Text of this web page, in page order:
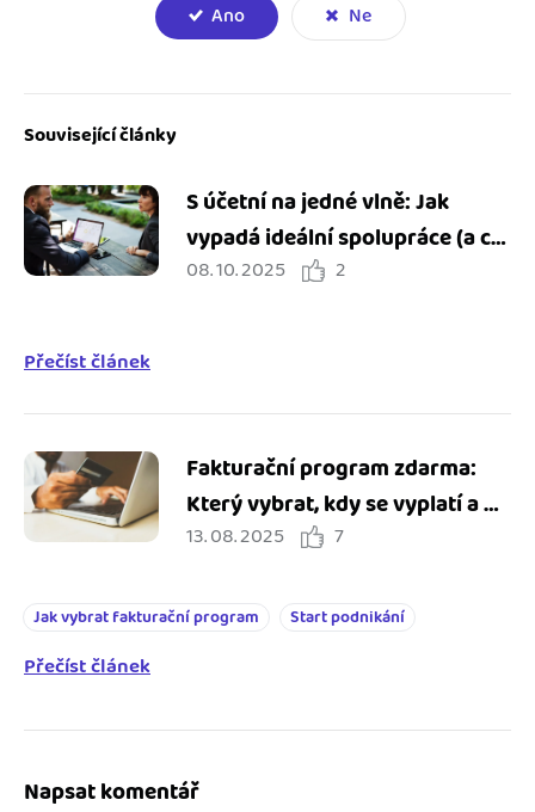
Ano Ne
Související články
S účetní na jedné vlně: Jak
vypadá ideální spolupráce (a co
všechno vám může ušetřit)
08. 10. 2025 2
Přečíst článek
Fakturační program zdarma:
Který vybrat, kdy se vyplatí a na
co pozor?
13. 08. 2025 7
Jak vybrat fakturační program Start podnikání
Přečíst článek
Napsat komentář